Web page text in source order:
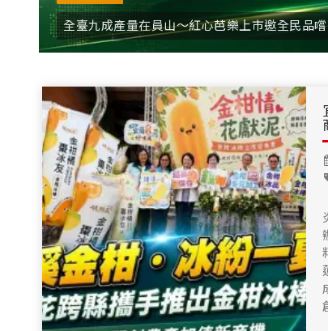
全臺九成產量在員山～紅心芭樂上市邀全民品